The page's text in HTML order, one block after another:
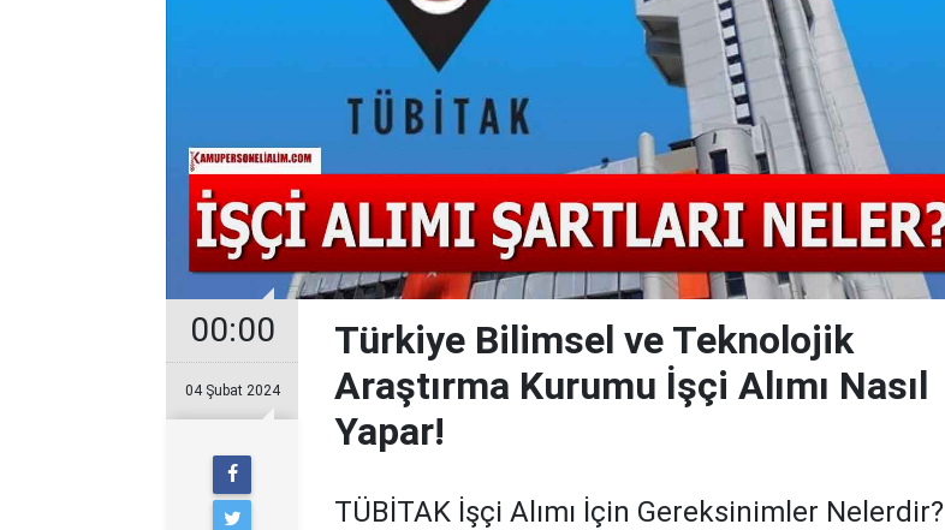
00:00
04 Şubat 2024
Türkiye Bilimsel ve Teknolojik
Araştırma Kurumu İşçi Alımı Nasıl
Yapar!
TÜBİTAK İşçi Alımı İçin Gereksinimler Nelerdir?